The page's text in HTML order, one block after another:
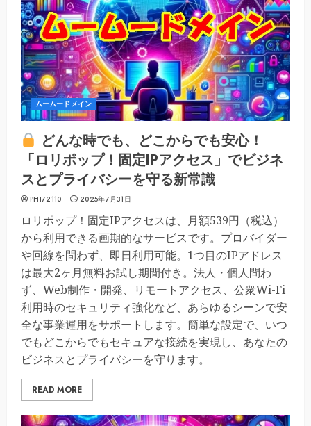
ムームードメイン
どんな時でも、どこからでも安心！
「ロリポップ！固定IPアクセス」でビジネ
スとプライバシーを守る新常識
PHI72110 2025年7月31日
ロリポップ！固定IPアクセスは、月額539円（税込）
から利用できる画期的なサービスです。プロバイダー
や回線を問わず、即日利用可能。1つ目のIPアドレス
は最大2ヶ月無料お試し期間付き。法人・個人問わ
ず、Web制作・開発、リモートアクセス、公衆Wi-Fi
利用時のセキュリティ強化など、あらゆるシーンで安
全な事業運用をサポートします。簡単な設定で、いつ
でもどこからでもセキュアな接続を実現し、あなたの
ビジネスとプライバシーを守ります。
READ MORE